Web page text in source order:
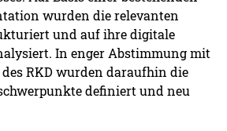
wurden die relevanten
und auf ihre digitale
In enger Abstimmung mit
RKD wurden daraufhin die
definiert und neu